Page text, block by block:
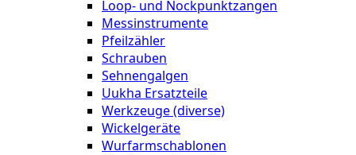
Loop- und Nockpunktzangen
Messinstrumente
Pfeilzähler
Schrauben
Sehnengalgen
Uukha Ersatzteile
Werkzeuge (diverse)
Wickelgeräte
Wurfarmschablonen